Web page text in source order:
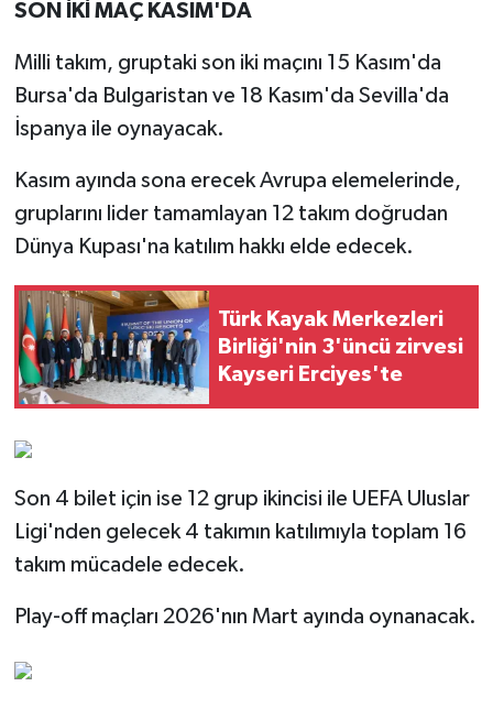
SON İKİ MAÇ KASIM'DA
Milli takım, gruptaki son iki maçını 15 Kasım'da
Bursa'da Bulgaristan ve 18 Kasım'da Sevilla'da
İspanya ile oynayacak.
Kasım ayında sona erecek Avrupa elemelerinde,
gruplarını lider tamamlayan 12 takım doğrudan
Dünya Kupası'na katılım hakkı elde edecek.
Türk Kayak Merkezleri
Birliği'nin 3'üncü zirvesi
Kayseri Erciyes'te
Son 4 bilet için ise 12 grup ikincisi ile UEFA Uluslar
Ligi'nden gelecek 4 takımın katılımıyla toplam 16
takım mücadele edecek.
Play-off maçları 2026'nın Mart ayında oynanacak.